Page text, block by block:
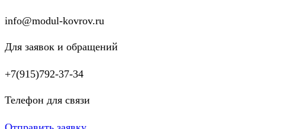
info@modul-kovrov.ru
Для заявок и обращений
+7(915)792-37-34
Телефон для связи